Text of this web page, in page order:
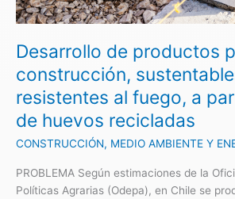
Desarrollo de productos
construcción,
resistentes al fuego, a
de huevos recicladas
CONSTRUCCIÓN, MEDIO AMBIENTE Y
PROBLEMA Según estimaciones de la
Políticas Agrarias (Odepa), en Chile se
al
fuego,
a
partir
de
cajas
de
huevos
recicladas